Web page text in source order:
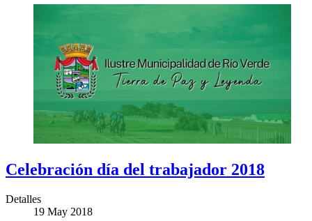
Celebración día del trabajador 2018
Detalles
19 May 2018